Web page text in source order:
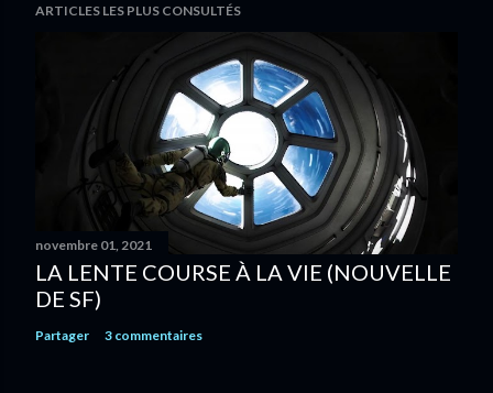
ARTICLES LES PLUS CONSULTÉS
novembre 01, 2021
LA LENTE COURSE À LA VIE (NOUVELLE
DE SF)
Partager 3 commentaires